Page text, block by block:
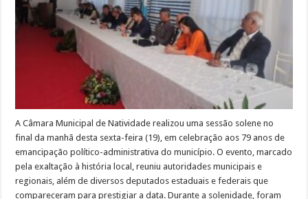
emancipação
de
Natividade
com
sessão
solene
de
honrarias
VEJA
A Câmara Municipal de Natividade realizou uma sessão solene no
final da manhã desta sexta-feira (19), em celebração aos 79 anos de
emancipação político-administrativa do município. O evento, marcado
pela exaltação à história local, reuniu autoridades municipais e
regionais, além de diversos deputados estaduais e federais que
compareceram para prestigiar a data. Durante a solenidade, foram